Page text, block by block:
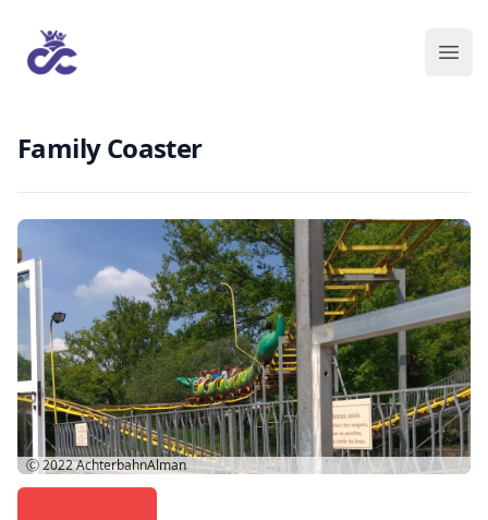
Family Coaster
Ⓒ 2022AchterbahnAlman